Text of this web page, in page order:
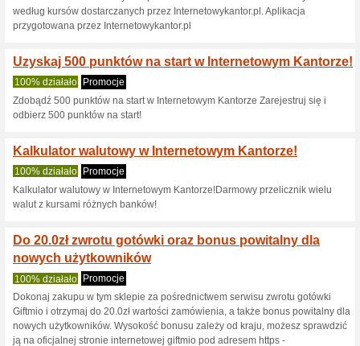
Aktualne rabaty i
Natychmiastowe i
100% działało
Promocje
Szybka i wygodna płatność
BLIKa, Google Pay lub Apple